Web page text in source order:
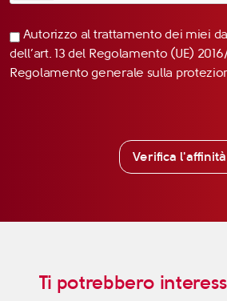
Autorizzo al trattamento dei miei
dell’art. 13 del Regolamento (UE)
Regolamento generale sulla
Verifica l'affinità
Ti potrebbero